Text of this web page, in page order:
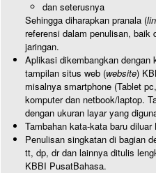
dan seterusnya
Sehingga diharapkan pranala (
referensi dalam penulisan, baik
jaringan.
Aplikasi dikembangkan dengan
tampilan situs web (website)
misalnya smartphone (Tablet
komputer dan netbook/laptop.
dengan ukuran layar yang
Tambahan kata-kata baru
Penulisan singkatan di bagian
tt, dp, dr dan lainnya ditulis
KBBI PusatBahasa.